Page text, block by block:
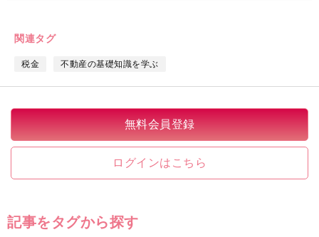
関連タグ
税金 不動産の基礎知識を学ぶ
無料会員登録
ログインはこちら
記事をタグから探す